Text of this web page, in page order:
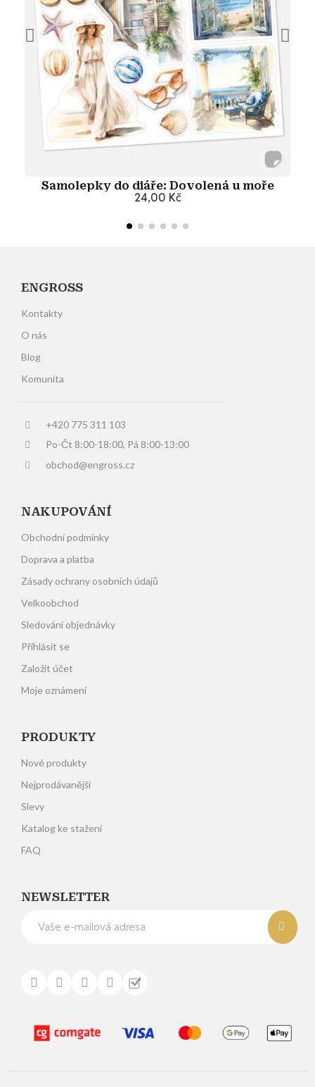
Samolepky do diáře: Dovolená u moře
24,00 Kč
Přidat do košíku
ENGROSS
Kontakty
O nás
Blog
Komunita
+420 775 311 103
Po-Čt 8:00-18:00, Pá 8:00-13:00
obchod@engross.cz
NAKUPOVÁNÍ
Obchodní podmínky
Doprava a platba
Zásady ochrany osobních údajů
Velkoobchod
Sledování objednávky
Přihlásit se
Založit účet
Moje oznámení
PRODUKTY
Nové produkty
Nejprodávanější
Slevy
Katalog ke stažení
FAQ
NEWSLETTER